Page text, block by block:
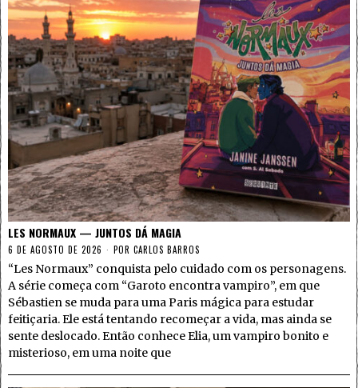
LES NORMAUX — JUNTOS DÁ MAGIA
6 DE AGOSTO DE 2026 POR CARLOS BARROS
“Les Normaux” conquista pelo cuidado com os personagens.
A série começa com “Garoto encontra vampiro”, em que
Sébastien se muda para uma Paris mágica para estudar
feitiçaria. Ele está tentando recomeçar a vida, mas ainda se
sente deslocado. Então conhece Elia, um vampiro bonito e
misterioso, em uma noite que